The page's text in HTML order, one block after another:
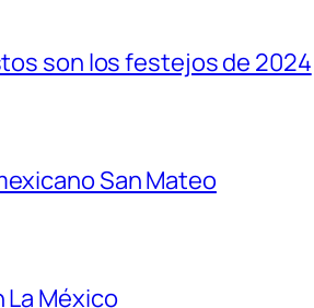
son los festejos de 2024
San Mateo
La México